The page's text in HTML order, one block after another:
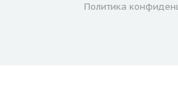
Политика